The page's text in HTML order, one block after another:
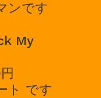
ンです
My
ト です